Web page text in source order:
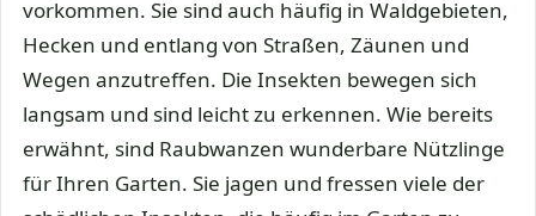
vorkommen. Sie sind auch häufig in Waldgebieten,
Hecken und entlang von Straßen, Zäunen und
Wegen anzutreffen. Die Insekten bewegen sich
langsam und sind leicht zu erkennen. Wie bereits
erwähnt, sind Raubwanzen wunderbare Nützlinge
für Ihren Garten. Sie jagen und fressen viele der